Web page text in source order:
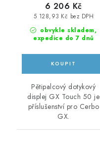
obvykle skladem,
expedice do 7 dnů
5 128,93 Kč bez DPH
6 206 Kč
Pětipalcový dotykový
displej GX Touch 50 je
příslušenství pro Cerbo
GX.